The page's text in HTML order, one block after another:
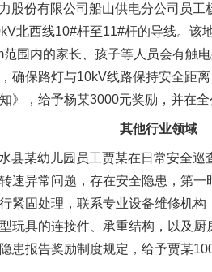
份有限公司船山供电分公司员工
北西线10#杆至11#杆的导线。该
围内的家长、孩子等人员会有触
确保路灯与10kV线路保持安全距
》，给予杨某3000元奖励，并在全
其他行业领域
某幼儿园员工贾某在日常安全巡
速异常问题，存在安全隐患，第
紧固处理，联系专业设备维修机
玩具的连接件、承重结构，以及
患报告奖励制度规定，给予贾某
茶叶“炒上天”
谢谢有你温暖了四季